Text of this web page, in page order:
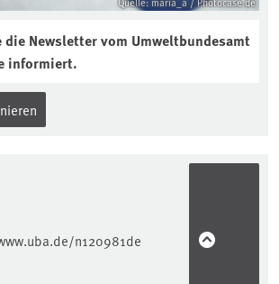
die Newsletter vom Umweltbundesamt
informiert.
n120981de